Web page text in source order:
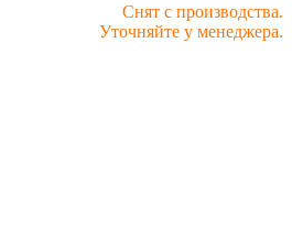
Снят с производства.
Уточняйте у менеджера.